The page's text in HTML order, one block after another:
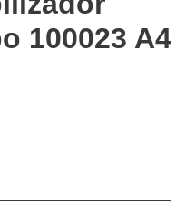
100023 A4